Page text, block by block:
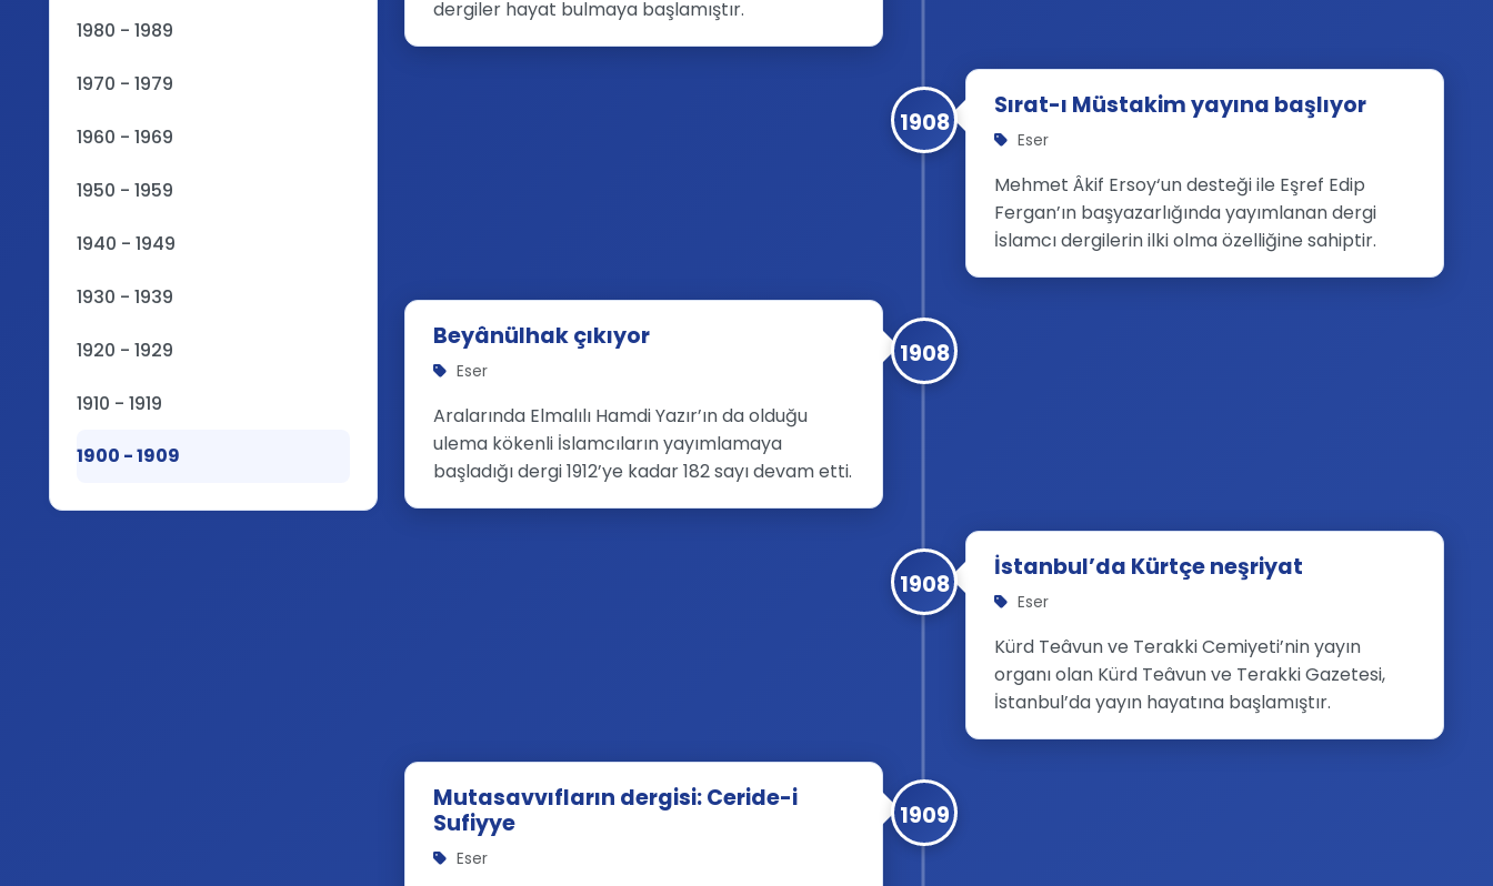
1980 - 1989
1970 - 1979
1960 - 1969
1950 - 1959
1940 - 1949
1930 - 1939
1920 - 1929
1910 - 1919
1900 - 1909
dergiler hayat bulmaya başlamıştır.
1908
Sırat-ı Müstakim yayına başlıyor
Eser
Mehmet Âkif Ersoy‘un desteği ile Eşref Edip
Fergan’ın başyazarlığında yayımlanan dergi
İslamcı dergilerin ilki olma özelliğine sahiptir.
1908
Beyânülhak çıkıyor
Eser
Aralarında Elmalılı Hamdi Yazır’ın da olduğu
ulema kökenli İslamcıların yayımlamaya
başladığı dergi 1912’ye kadar 182 sayı devam etti.
1908
İstanbul’da Kürtçe neşriyat
Eser
Kürd Teâvun ve Terakki Cemiyeti’nin yayın
organı olan Kürd Teâvun ve Terakki Gazetesi,
İstanbul’da yayın hayatına başlamıştır.
1909
Mutasavvıfların dergisi: Ceride-i
Sufiyye
Eser